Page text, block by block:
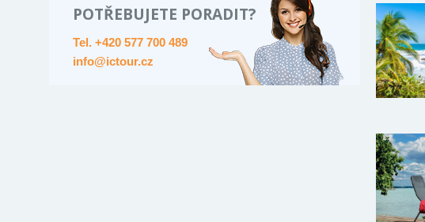
POTŘEBUJETE PORADIT?
Tel. +420 577 700 489
info@ictour.cz